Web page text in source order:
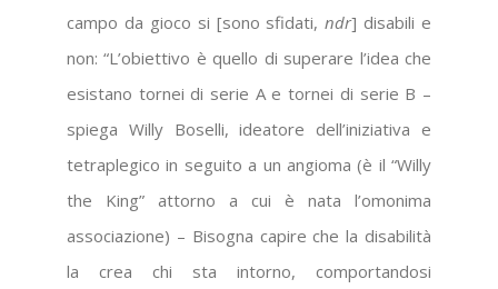
campo da gioco si [sono sfidati,ndr] disabili e
non: “L’obiettivo è quello di superare l’idea che
esistano tornei di serie A e tornei di serie B –
spiega Willy Boselli, ideatore dell’iniziativa e
tetraplegico in seguito a un angioma (è il “Willy
the King” attorno a cui è nata l’omonima
associazione) – Bisogna capire che la disabilità
la crea chi sta intorno, comportandosi